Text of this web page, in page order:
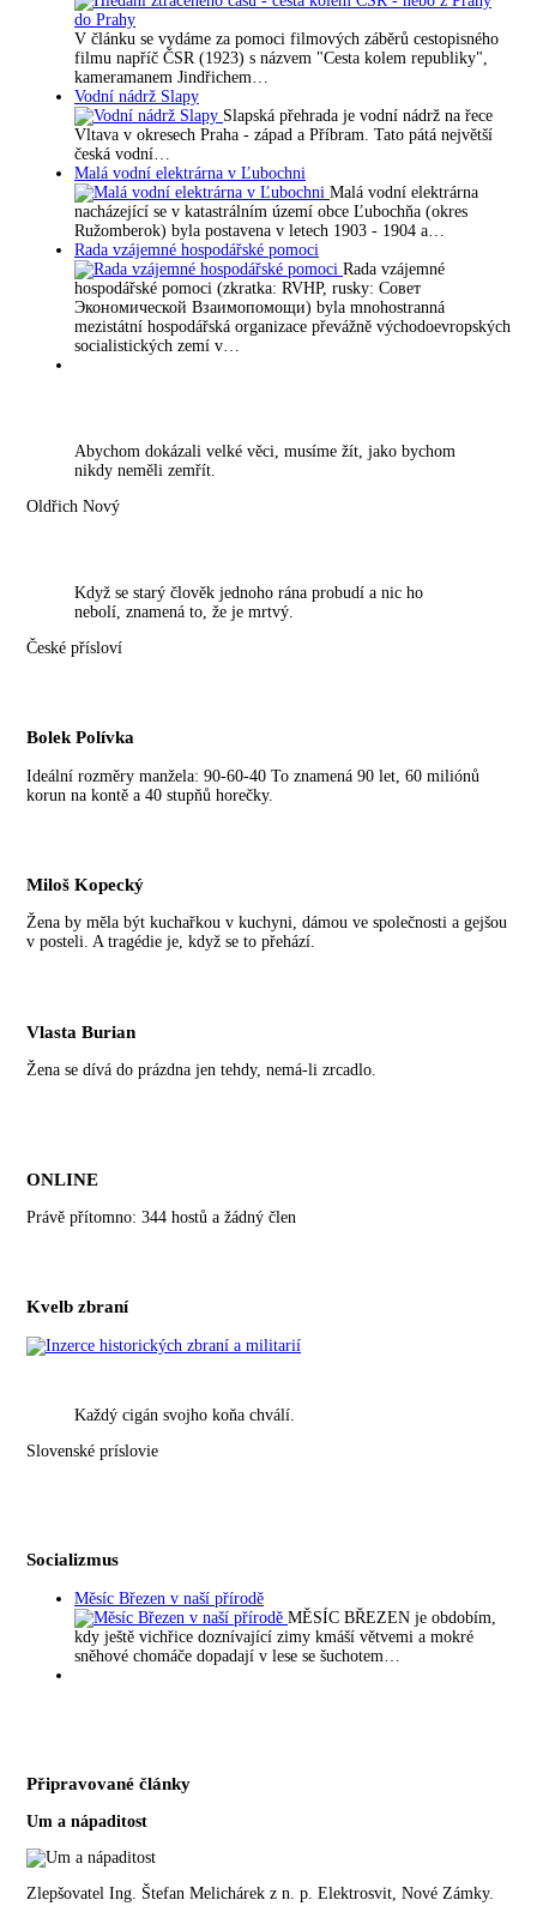
V článku se vydáme za pomoci filmových záběrů cestopisného
filmu napříč ČSR (1923) s názvem "Cesta kolem republiky",
kameramanem Jindřichem…
Vodní nádrž Slapy
Slapská přehrada je vodní nádrž na řece
Vltava v okresech Praha - západ a Příbram. Tato pátá největší
česká vodní…
Malá vodní elektrárna v Ľubochni
Malá vodní elektrárna
nacházející se v katastrálním území obce Ľubochňa (okres
Ružomberok) byla postavena v letech 1903 - 1904 a…
Rada vzájemné hospodářské pomoci
Rada vzájemné
hospodářské pomoci (zkratka: RVHP, rusky: Совет
Экономической Взаимопомощи) byla mnohostranná
mezistátní hospodářská organizace převážně východoevropských
socialistických zemí v…
Abychom dokázali velké věci, musíme žít, jako bychom
nikdy neměli zemřít.
Oldřich Nový
Když se starý člověk jednoho rána probudí a nic ho
nebolí, znamená to, že je mrtvý.
České přísloví
Bolek Polívka
Ideální rozměry manžela: 90-60-40 To znamená 90 let, 60 miliónů
korun na kontě a 40 stupňů horečky.
Miloš Kopecký
Žena by měla být kuchařkou v kuchyni, dámou ve společnosti a gejšou
v posteli. A tragédie je, když se to přehází.
Vlasta Burian
Žena se dívá do prázdna jen tehdy, nemá-li zrcadlo.
ONLINE
Právě přítomno: 344 hostů a žádný člen
Kvelb zbraní
Každý cigán svojho koňa chválí.
Slovenské príslovie
Socializmus
Měsíc Březen v naší přírodě
MĚSÍC BŘEZEN je obdobím,
kdy ještě vichřice doznívající zimy kmáší větvemi a mokré
sněhové chomáče dopadají v lese se šuchotem…
Připravované články
Um a nápaditost
Zlepšovatel Ing. Štefan Melichárek z n. p. Elektrosvit, Nové Zámky.